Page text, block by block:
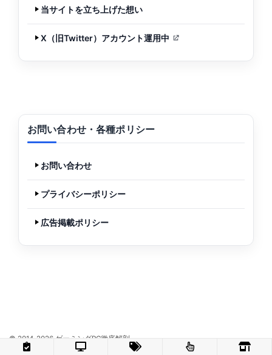
当サイトを立ち上げた想い
X（旧Twitter）アカウント運用中
お問い合わせ・各種ポリシー
お問い合わせ
プライバシーポリシー
広告掲載ポリシー
© 2014-2026 ゲーミングPC徹底解剖